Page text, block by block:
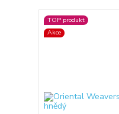
TOP produkt
Akce